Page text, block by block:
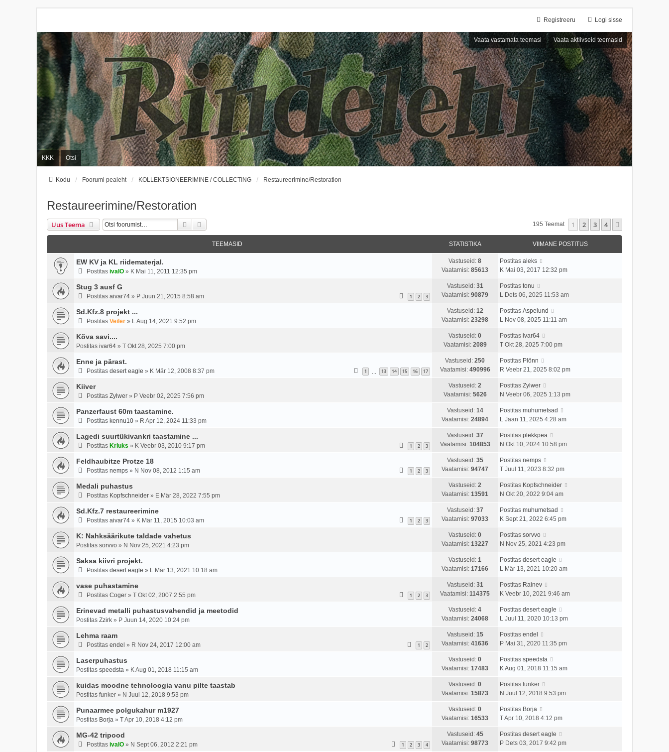
Logi sisse
Registreeru
Vaata vastamata teemasi Vaata aktiivseid teemasid
KKK Otsi
Kodu Foorumi pealeht KOLLEKTSIONEERIMINE / COLLECTING Restaureerimine/Restoration
Restaureerimine/Restoration
Uus Teema Otsi 195 Teemat 1 2 3 4
TEEMASID STATISTIKA VIIMANE POSTITUS
EW KV ja KL riidematerjal.
Postitas ivalO » K Mai 11, 2011 12:35 pm
Vastuseid: 8
Vaatamisi: 85613
Postitas aleks
K Mai 03, 2017 12:32 pm
Stug 3 ausf G
Postitas aivar74 » P Juun 21, 2015 8:58 am 1 2 3
Vastuseid: 31
Vaatamisi: 90879
Postitas tonu
L Dets 06, 2025 11:53 am
Sd.Kfz.8 projekt ...
Postitas Veiler » L Aug 14, 2021 9:52 pm
Vastuseid: 12
Vaatamisi: 23298
Postitas Aspelund
L Nov 08, 2025 11:11 am
Kõva savi....
Postitas ivar64 » T Okt 28, 2025 7:00 pm
Vastuseid: 0
Vaatamisi: 2089
Postitas ivar64
T Okt 28, 2025 7:00 pm
Enne ja pärast.
Postitas desert eagle » K Mär 12, 2008 8:37 pm 1 13 14 15 16 17
Vastuseid: 250
Vaatamisi: 490996
Postitas Plönn
R Veebr 21, 2025 8:02 pm
Kiiver
Postitas Zylwer » P Veebr 02, 2025 7:56 pm
Vastuseid: 2
Vaatamisi: 5626
Postitas Zylwer
N Veebr 06, 2025 1:13 pm
Panzerfaust 60m taastamine.
Postitas kennu10 » R Apr 12, 2024 11:33 pm
Vastuseid: 14
Vaatamisi: 24894
Postitas muhumetsad
L Jaan 11, 2025 4:28 am
Lagedi suurtükivankri taastamine ...
Postitas Kriuks » K Veebr 03, 2010 9:17 pm 1 2 3
Vastuseid: 37
Vaatamisi: 104853
Postitas plekkpea
N Okt 10, 2024 10:58 pm
Feldhaubitze Protze 18
Postitas nemps » N Nov 08, 2012 1:15 am 1 2 3
Vastuseid: 35
Vaatamisi: 94747
Postitas nemps
T Juul 11, 2023 8:32 pm
Medali puhastus
Postitas Kopfschneider » E Mär 28, 2022 7:55 pm
Vastuseid: 2
Vaatamisi: 13591
Postitas Kopfschneider
N Okt 20, 2022 9:04 am
Sd.Kfz.7 restaureerimine
Postitas aivar74 » K Mär 11, 2015 10:03 am 1 2 3
Vastuseid: 37
Vaatamisi: 97033
Postitas muhumetsad
K Sept 21, 2022 6:45 pm
K: Nahksäärikute taldade vahetus
Postitas sorvvo » N Nov 25, 2021 4:23 pm
Vastuseid: 0
Vaatamisi: 13227
Postitas sorvvo
N Nov 25, 2021 4:23 pm
Saksa kiivri projekt.
Postitas desert eagle » L Mär 13, 2021 10:18 am
Vastuseid: 1
Vaatamisi: 17166
Postitas desert eagle
L Mär 13, 2021 10:20 am
vase puhastamine
Postitas Coger » T Okt 02, 2007 2:55 pm 1 2 3
Vastuseid: 31
Vaatamisi: 114375
Postitas Rainev
K Veebr 10, 2021 9:46 am
Erinevad metalli puhastusvahendid ja meetodid
Postitas Zzirk » P Juun 14, 2020 10:24 pm
Vastuseid: 4
Vaatamisi: 24068
Postitas desert eagle
L Juul 11, 2020 10:13 pm
Lehma raam
Postitas endel » R Nov 24, 2017 12:00 am 1 2
Vastuseid: 15
Vaatamisi: 41636
Postitas endel
P Mai 31, 2020 11:35 pm
Laserpuhastus
Postitas speedsta » K Aug 01, 2018 11:15 am
Vastuseid: 0
Vaatamisi: 17483
Postitas speedsta
K Aug 01, 2018 11:15 am
kuidas moodne tehnoloogia vanu pilte taastab
Postitas funker » N Juul 12, 2018 9:53 pm
Vastuseid: 0
Vaatamisi: 15873
Postitas funker
N Juul 12, 2018 9:53 pm
Punaarmee polgukahur m1927
Postitas Borja » T Apr 10, 2018 4:12 pm
Vastuseid: 0
Vaatamisi: 16533
Postitas Borja
T Apr 10, 2018 4:12 pm
MG-42 tripood
Postitas ivalO » N Sept 06, 2012 2:21 pm 1 2 3 4
Vastuseid: 45
Vaatamisi: 98773
Postitas desert eagle
P Dets 03, 2017 9:42 pm